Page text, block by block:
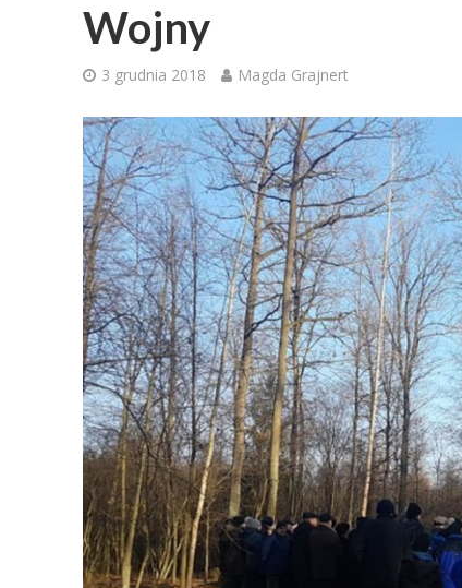
Wojny
3 grudnia 2018 Magda Grajnert